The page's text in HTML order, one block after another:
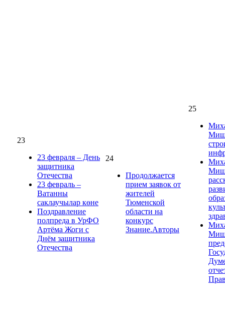
23
23 февраля – День
защитника
Отечества
23 февраль –
Ватанны
саклаучылар көне
Поздравление
полпреда в УрФО
Артёма Жоги с
Днём защитника
Отечества
24
Продолжается
прием заявок от
жителей
Тюменской
области на
конкурс
Знание.Авторы
25